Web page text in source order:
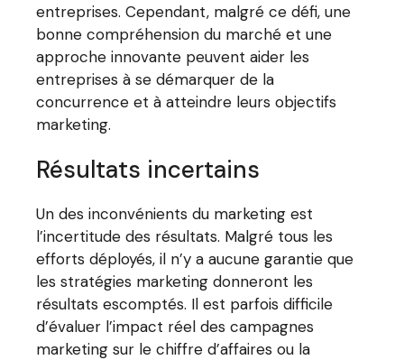
entreprises. Cependant, malgré ce défi, une
bonne compréhension du marché et une
approche innovante peuvent aider les
entreprises à se démarquer de la
concurrence et à atteindre leurs objectifs
marketing.
Résultats incertains
Un des inconvénients du marketing est
l’incertitude des résultats. Malgré tous les
efforts déployés, il n’y a aucune garantie que
les stratégies marketing donneront les
résultats escomptés. Il est parfois difficile
d’évaluer l’impact réel des campagnes
marketing sur le chiffre d’affaires ou la